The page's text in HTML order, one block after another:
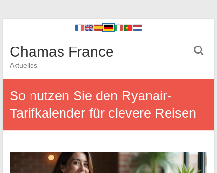
Chamas France
Aktuelles
So nutzen Sie den Ryanair-
Tarifkalender für clevere Reisen